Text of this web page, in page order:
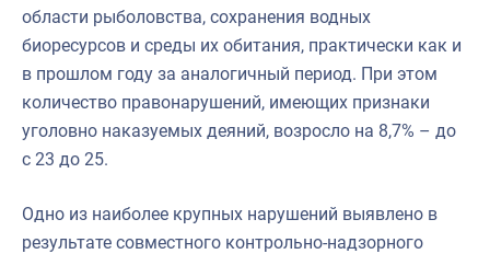
области рыболовства, сохранения водных
биоресурсов и среды их обитания, практически как и
в прошлом году за аналогичный период. При этом
количество правонарушений, имеющих признаки
уголовно наказуемых деяний, возросло на 8,7% – до
с 23 до 25.
Одно из наиболее крупных нарушений выявлено в
результате совместного контрольно-надзорного